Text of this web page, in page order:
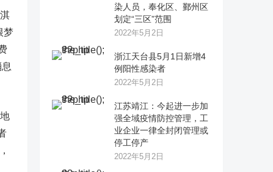
梦
染人员，奉化区、鄞州区
划定“三区”范围
2022年5月2日
浙江天台县5月1日新增4
例阳性感染者
2022年5月2日
江苏靖江：今起进一步加
强全域疫情防控管理，工
业企业一律全封闭管理或
停工停产
2022年5月2日